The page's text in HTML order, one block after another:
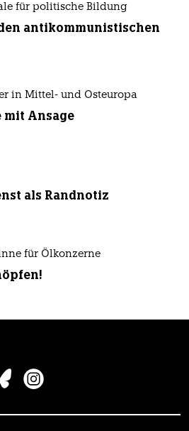
für politische Bildung
antikommunistischen
in Mittel- und Osteuropa
mit Ansage
als Randnotiz
für Ölkonzerne